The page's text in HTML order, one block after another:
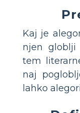
Kaj je
njen globlji
tem
naj
lahko